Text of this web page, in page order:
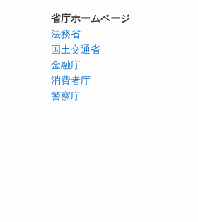
省庁ホームページ
法務省
国土交通省
金融庁
消費者庁
警察庁